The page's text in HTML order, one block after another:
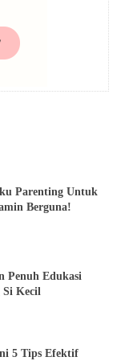
Parenting Untuk
Berguna!
Penuh Edukasi
Si Kecil
5 Tips Efektif